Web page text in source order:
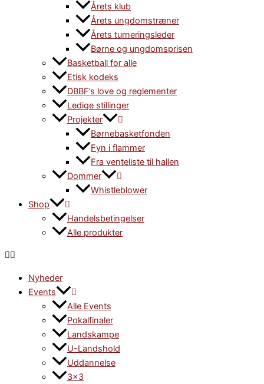
Årets klub
Årets ungdomstræner
Årets turneringsleder
Børne og ungdomsprisen
Basketball for alle
Etisk kodeks
DBBF’s love og reglementer
Ledige stillinger
Projekter
Børnebasketfonden
Fyn i flammer
Fra venteliste til hallen
Dommer
Whistleblower
Shop
Handelsbetingelser
Alle produkter
Nyheder
Events
Alle Events
Pokalfinaler
Landskampe
U-Landshold
Uddannelse
3×3